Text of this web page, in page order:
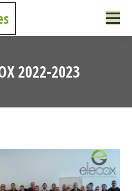
2022-2023